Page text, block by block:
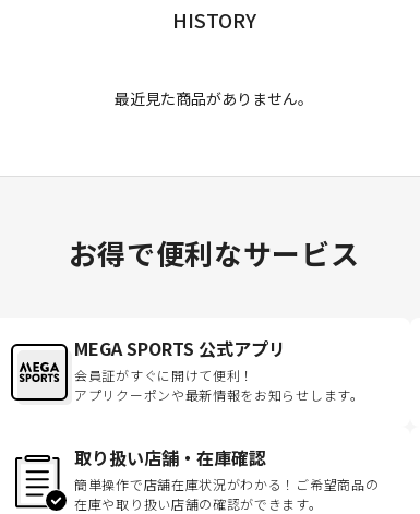
HISTORY
最近見た商品がありません。
お得で便利なサービス
MEGA SPORTS 公式アプリ
会員証がすぐに開けて便利！
アプリクーポンや最新情報をお知らせします。
取り扱い店舗・在庫確認
簡単操作で店舗在庫状況がわかる！ご希望商品の
在庫や取り扱い店舗の確認ができます。